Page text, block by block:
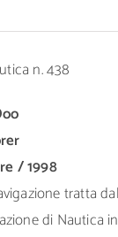
n. 438
/ 1998
tratta
di Nautica